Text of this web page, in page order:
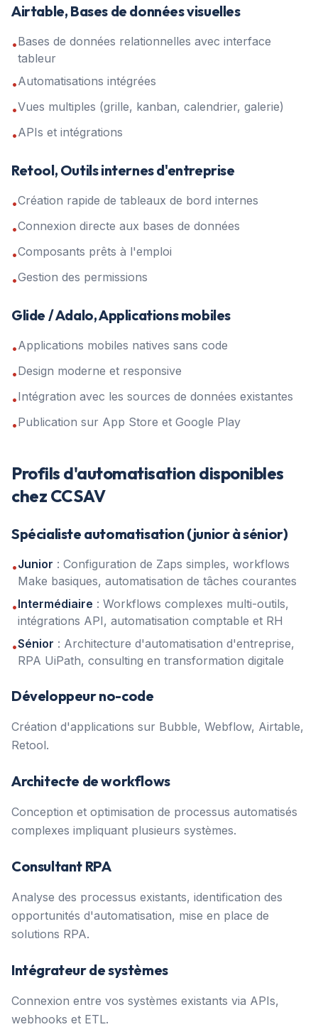
Airtable, Bases de données visuelles
•Bases de données relationnelles avec interface
tableur
•Automatisations intégrées
•Vues multiples (grille, kanban, calendrier, galerie)
•APIs et intégrations
Retool, Outils internes d'entreprise
•Création rapide de tableaux de bord internes
•Connexion directe aux bases de données
•Composants prêts à l'emploi
•Gestion des permissions
Glide / Adalo, Applications mobiles
•Applications mobiles natives sans code
•Design moderne et responsive
•Intégration avec les sources de données existantes
•Publication sur App Store et Google Play
Profils d'automatisation disponibles
chez CCSAV
Spécialiste automatisation (junior à sénior)
•Junior : Configuration de Zaps simples, workflows
Make basiques, automatisation de tâches courantes
•Intermédiaire : Workflows complexes multi-outils,
intégrations API, automatisation comptable et RH
•Sénior : Architecture d'automatisation d'entreprise,
RPA UiPath, consulting en transformation digitale
Développeur no-code
Création d'applications sur Bubble, Webflow, Airtable,
Retool.
Architecte de workflows
Conception et optimisation de processus automatisés
complexes impliquant plusieurs systèmes.
Consultant RPA
Analyse des processus existants, identification des
opportunités d'automatisation, mise en place de
solutions RPA.
Intégrateur de systèmes
Connexion entre vos systèmes existants via APIs,
webhooks et ETL.